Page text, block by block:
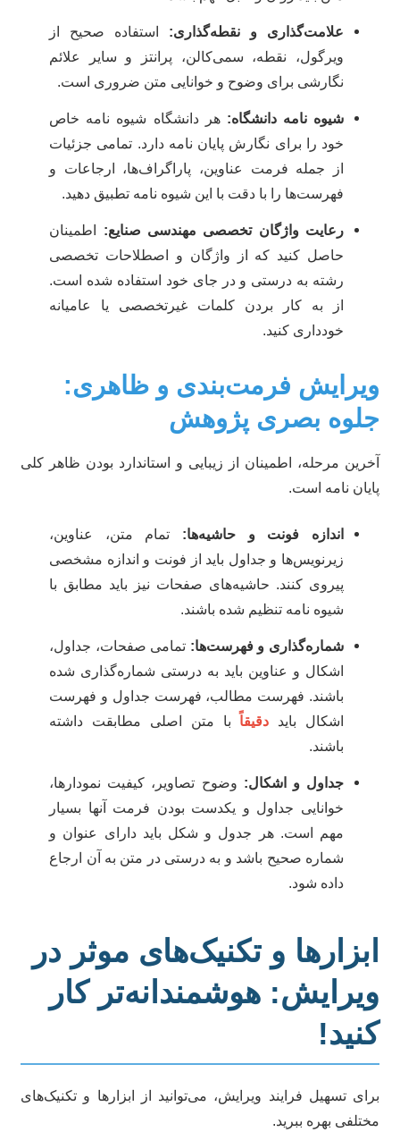
علامت‌گذاری و نقطه‌گذاری:استفاده صحیح از
ویرگول، نقطه، سمی‌کالن، پرانتز و سایر علائم
نگارشی برای وضوح و خوانایی متن ضروری است.
شیوه نامه دانشگاه:هر دانشگاه شیوه نامه خاص
خود را برای نگارش پایان نامه دارد. تمامی جزئیات
از جمله فرمت عناوین، پاراگراف‌ها، ارجاعات و
فهرست‌ها را با دقت با این شیوه نامه تطبیق دهید.
رعایت واژگان تخصصی مهندسی صنایع:اطمینان
حاصل کنید که از واژگان و اصطلاحات تخصصی
رشته به درستی و در جای خود استفاده شده است.
از به کار بردن کلمات غیرتخصصی یا عامیانه
خودداری کنید.
فرمت‌بندی و ظاهری:
بصری پژوهش
مرحله، اطمینان از زیبایی و استاندارد بودن ظاهر کلی
نامه است.
اندازه فونت و حاشیه‌ها:تمام متن، عناوین،
زیرنویس‌ها و جداول باید از فونت و اندازه مشخصی
پیروی کنند. حاشیه‌های صفحات نیز باید مطابق با
شیوه نامه تنظیم شده باشند.
شماره‌گذاری و فهرست‌ها:تمامی صفحات، جداول،
اشکال و عناوین باید به درستی شماره‌گذاری شده
باشند. فهرست مطالب، فهرست جداول و فهرست
اشکال باید
دقیقاًبا متن اصلی مطابقت داشته
باشند.
جداول و اشکال:وضوح تصاویر، کیفیت نمودارها،
خوانایی جداول و یکدست بودن فرمت آنها بسیار
مهم است. هر جدول و شکل باید دارای عنوان و
شماره صحیح باشد و به درستی در متن به آن ارجاع
داده شود.
و تکنیک‌های موثر در
هوشمندانه‌تر کار
تسهیل فرایند ویرایش، می‌توانید از ابزارها و تکنیک‌های
بهره ببرید.